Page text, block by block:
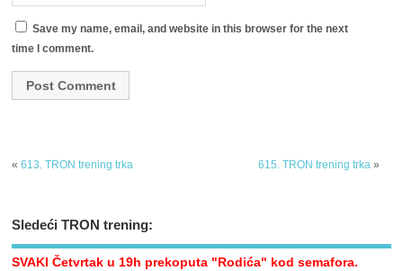
Save my name, email, and website in this browser for the next
time I comment.
«613. TRON trening trka 615. TRON trening trka»
Sledeći TRON trening:
SVAKI Četvrtak u 19h prekoputa "Rodića" kod semafora.